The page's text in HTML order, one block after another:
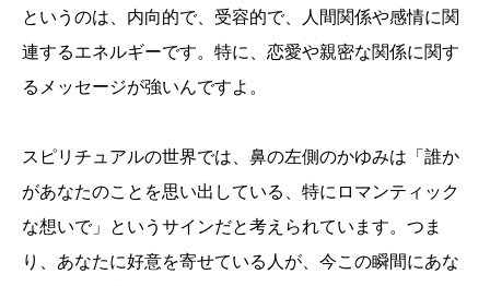
というのは、内向的で、受容的で、人間関係や感情に関
連するエネルギーです。特に、恋愛や親密な関係に関す
るメッセージが強いんですよ。
スピリチュアルの世界では、鼻の左側のかゆみは「誰か
があなたのことを思い出している、特にロマンティック
な想いで」というサインだと考えられています。つま
り、あなたに好意を寄せている人が、今この瞬間にあな